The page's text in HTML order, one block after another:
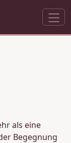
als eine
Begegnung